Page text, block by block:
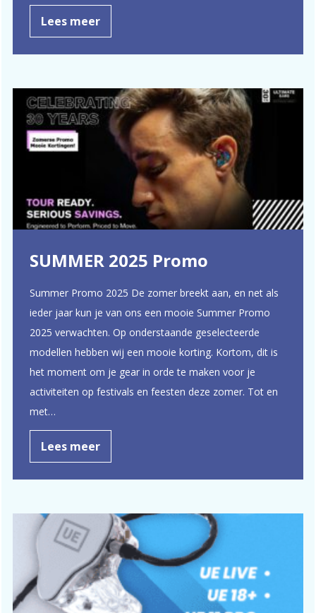
Lees meer
SUMMER 2025 Promo
Summer Promo 2025 De zomer breekt aan, en net als
ieder jaar kun je van ons een mooie Summer Promo
2025 verwachten. Op onderstaande geselecteerde
modellen hebben wij een mooie korting. Kortom, dit is
het moment om je gear in orde te maken voor je
activiteiten op festivals en feesten deze zomer. Tot en
met…
Lees meer